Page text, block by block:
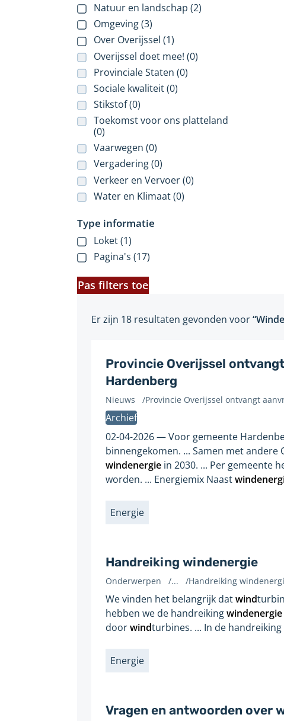
Natuur en landschap (2)
Omgeving (3)
Over Overijssel (1)
Overijssel doet mee! (0)
Provinciale Staten (0)
Sociale kwaliteit (0)
Stikstof (0)
Toekomst voor ons platteland
(0)
Vaarwegen (0)
Vergadering (0)
Verkeer en Vervoer (0)
Water en Klimaat (0)
Type informatie
Loket (1)
Pagina's (17)
Pas filters toe
Er zijn 18 resultaten gevonden voor
Provincie Overijssel
Hardenberg
Gevonden
op
pagina:
Nieuws /Provincie Overijssel ontvangt
Archief
02-04-2026
Voor gemeente
binnengekomen. ... Samen met
windenergiein 2030. ... Per gemeente
worden. ... Energiemix Naast
Labels
Energie
Handreiking windenergie
Gevonden
op
pagina:
Onderwerpen /... /Handreiking
We vinden het belangrijk datwind
hebben we de handreikingwindenergie
doorwindturbines. ... In de handreiking
Labels
Energie
Vragen en antwoorden over